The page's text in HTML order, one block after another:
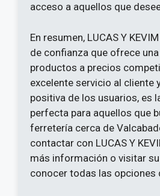
acceso a aquellos que
En resumen, LUCAS Y
de confianza que ofrece
productos a precios
excelente servicio al cliente
positiva de los usuarios, es
perfecta para aquellos que
ferretería cerca de
contactar con LUCAS Y
más información o visitar
conocer todas las opciones